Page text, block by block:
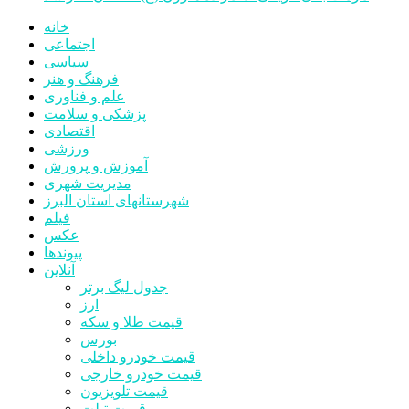
خانه
اجتماعی
سیاسی
فرهنگ و هنر
علم و فناوری
پزشکی و سلامت
اقتصادی
ورزشی
آموزش و پرورش
مدیریت شهری
شهرستانهای استان البرز
فیلم
عکس
پیوندها
آنلاین
جدول لیگ برتر
ارز
قیمت طلا و سکه
بورس
قیمت خودرو داخلی
قیمت خودرو خارجی
قیمت تلویزیون